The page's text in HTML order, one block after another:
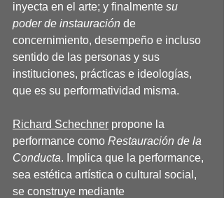
inyecta en el arte; y finalmente su
poder de instauración de
concernimiento, desempeño e incluso
sentido de las personas y sus
instituciones, prácticas e ideologías,
que es su performatividad misma.
Richard Schechner propone la
performance como Restauración de la
Conducta. Implica que la performance,
sea estética artística o cultural social,
se construye mediante